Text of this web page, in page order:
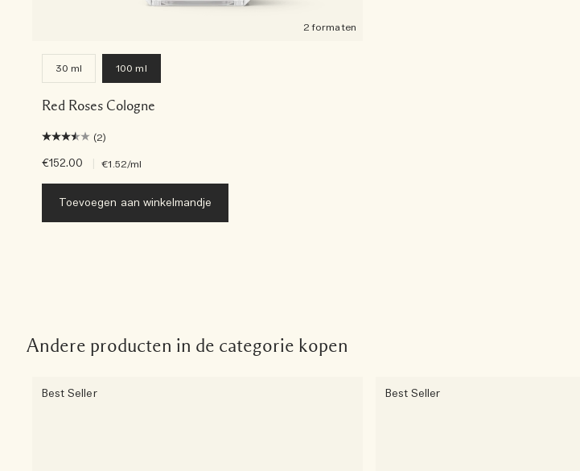
2 formaten
30 ml 100 ml
Red Roses Cologne
(2)
€152.00 €1.52/ml
Toevoegen aan winkelmandje
Andere producten in de categorie kopen
Best Seller Best Seller